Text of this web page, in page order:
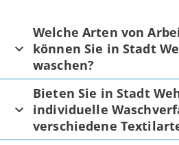
Welche Arten von
können Sie in Stadt
waschen?
Bieten Sie in Stadt
individuelle
verschiedene